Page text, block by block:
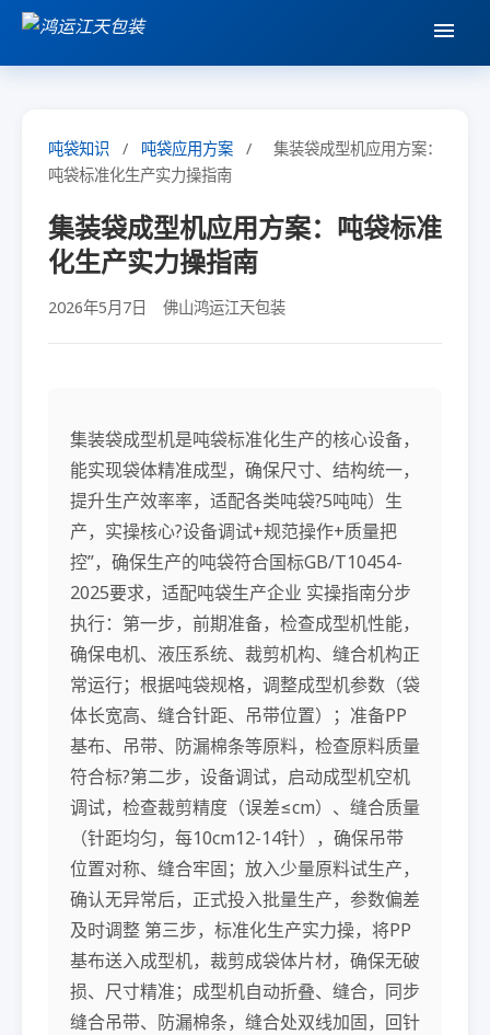
吨袋知识 / 吨袋应用方案 /
集装袋成型机应用方案：
吨袋标准化生产实力操指南
集装袋成型机应用方案：吨袋标准
化生产实力操指南
2026年5月7日 佛山鸿运江天包装
集装袋成型机是吨袋标准化生产的核心设备，
能实现袋体精准成型，确保尺寸、结构统一，
提升生产效率率，适配各类吨袋?5吨吨）生
产，实操核心?设备调试+规范操作+质量把
控”，确保生产的吨袋符合国标GB/T10454-
2025要求，适配吨袋生产企业 实操指南分步
执行：第一步，前期准备，检查成型机性能，
确保电机、液压系统、裁剪机构、缝合机构正
常运行；根据吨袋规格，调整成型机参数（袋
体长宽高、缝合针距、吊带位置）；准备PP
基布、吊带、防漏棉条等原料，检查原料质量
符合标?第二步，设备调试，启动成型机空机
调试，检查裁剪精度（误差≤cm）、缝合质量
（针距均匀，每10cm12-14针），确保吊带
位置对称、缝合牢固；放入少量原料试生产，
确认无异常后，正式投入批量生产，参数偏差
及时调整 第三步，标准化生产实力操，将PP
基布送入成型机，裁剪成袋体片材，确保无破
损、尺寸精准；成型机自动折叠、缝合，同步
缝合吊带、防漏棉条，缝合处双线加固，回针